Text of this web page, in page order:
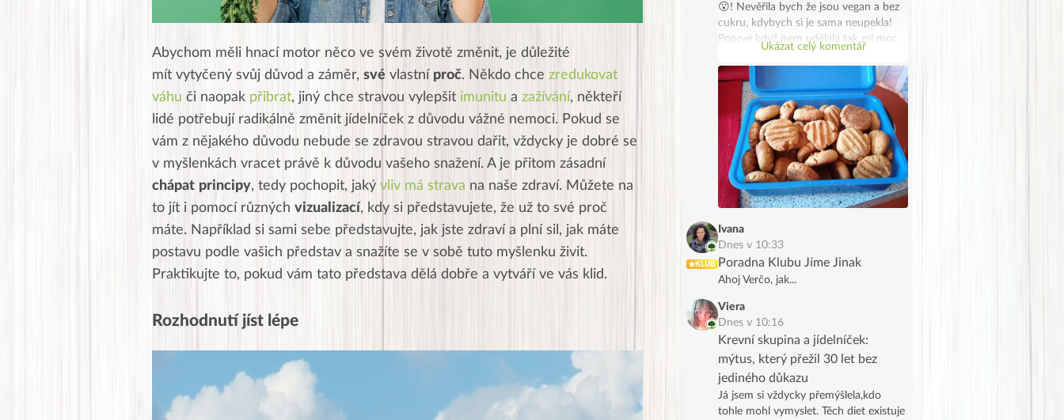
Abychom měli hnací motor něco ve svém životě změnit, je důležité
mít vytyčený svůj důvod a záměr, své vlastní proč. Někdo chce zredukovat
váhu či naopak přibrat, jiný chce stravou vylepšit imunitu a zažívání, někteří
lidé potřebují radikálně změnit jídelníček z důvodu vážné nemoci. Pokud se
vám z nějakého důvodu nebude se zdravou stravou dařit, vždycky je dobré se
v myšlenkách vracet právě k důvodu vašeho snažení. A je přitom zásadní
chápat principy, tedy pochopit, jaký vliv má strava na naše zdraví. Můžete na
to jít i pomocí různých vizualizací, kdy si představujete, že už to své proč
máte. Například si sami sebe představujte, jak jste zdraví a plní sil, jak máte
postavu podle vašich představ a snažíte se v sobě tuto myšlenku živit.
Praktikujte to, pokud vám tato představa dělá dobře a vytváří ve vás klid.
Rozhodnutí jíst lépe
😮! Nevěřila bych že jsou vegan a bez
cukru, kdybych si je sama neupekla!
Poprvé když jsem udělala tak mi moc
chutnaly, tak jsem udělala dvojitou
dávku s úpravami protože mi došlo
tahini a rýžová mouka, takže jsou z
kukuřičné mouky a z půlky z tahini a z
půlky z mandlovo kokosového másla.
A jsou snad ještě lepší! Stále se
přesvědčuji, že zdravé je dobré😁😁.
Na vánoce je slepím marmeládou jako
linecké, připomínají mi ho. Ale je
pravda, že běžným strávníkům asi
někomu můžou nechutnat), táta i
brácha říkali, že jsou hořké
Ukázat celý komentář
KLUB
Ivana
Dnes v 10:33
Poradna Klubu Jíme Jinak
Ahoj Verčo, jak...
Viera
Dnes v 10:16
Krevní skupina a jídelníček:
mýtus, který přežil 30 let bez
jediného důkazu
Já jsem si vždycky přemýšlela,kdo
tohle mohl vymyslet. Těch diet existuje